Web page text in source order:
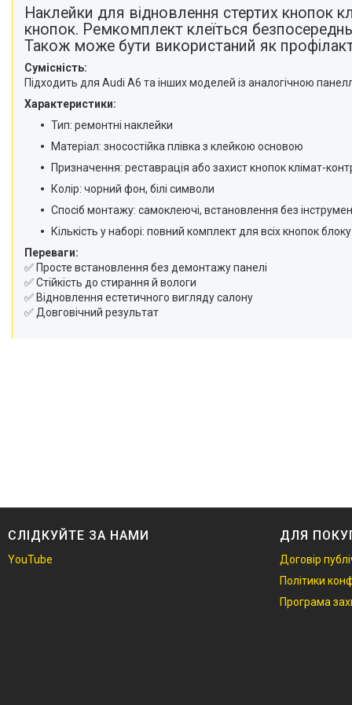
Наклейки для відновлення стертих кнопок
кнопок. Ремкомплект клеїться
Також може бути використаний як
Сумісність:
Підходить для Audi A6 та інших моделей із аналогічною
Характеристики:
Тип: ремонтні наклейки
Матеріал: зносостійка плівка з клейкою основою
Призначення: реставрація або захист кнопок клімат-
Колір: чорний фон, білі символи
Спосіб монтажу: самоклеючі, встановлення без
Кількість у наборі: повний комплект для всіх кнопок блоку
Переваги:
✅ Просте встановлення без демонтажу панелі
✅ Стійкість до стирання й вологи
✅ Відновлення естетичного вигляду салону
✅ Довговічний результат
СЛІДКУЙТЕ ЗА НАМИ
YouTube
ДЛЯ
Договір
Політики
Програма